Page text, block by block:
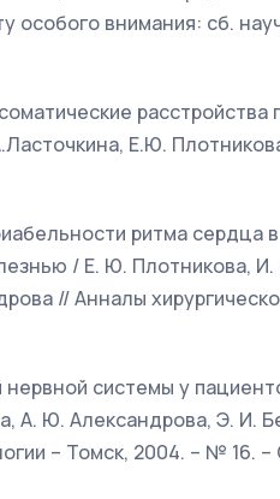
особого внимания: сб.
расстройства
Е.Ю.
ритма сердца
/ Е. Ю. Плотникова,
// Анналы
системы у
А. Ю. Александрова, Э. И.
– Томск, 2004. – № 16. –